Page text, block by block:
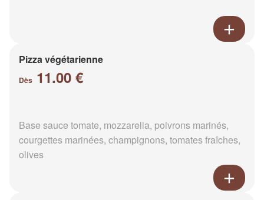
Pizza végétarienne
Dès 11.00 €
Base sauce tomate, mozzarella, poivrons marinés,
courgettes marinées, champignons, tomates fraîches,
olives